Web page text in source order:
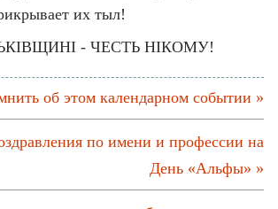
их тыл!
- ЧЕСТЬ НІКОМУ!
об этом календарном событии »
по имени и профессии на
День «Альфы» »